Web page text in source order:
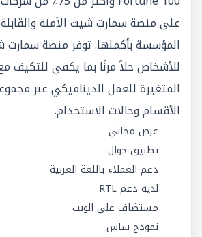
على منصة سمارت شيت الآمنة والقابلة
المؤسسة بأكملها. توفر منصة سمارت
للأشخاص حلاً مرنًا بما يكفي للتكيف
المتغيرة للعمل الديناميكي عبر
الأقسام وحالات الاستخدام.
عرض مجاني
تطبيق جوال
دعم العملاء باللغة العربية
لديه دعم RTL
مستضاف على الويب
نموذج ساس